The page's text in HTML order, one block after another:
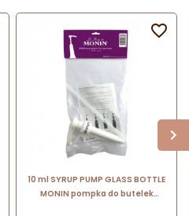
10 ml SYRUP PUMP GLASS BOTTLE
MONIN pompka do butelek
